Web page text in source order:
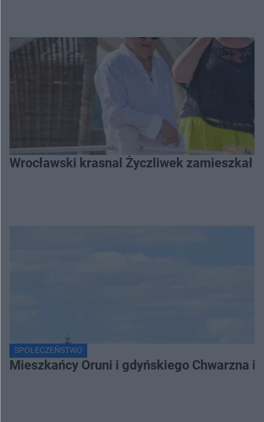
Wrocławski krasnal Życzliwek zamieszkał
SPOŁECZEŃSTWO
Mieszkańcy Oruni i gdyńskiego Chwarzna